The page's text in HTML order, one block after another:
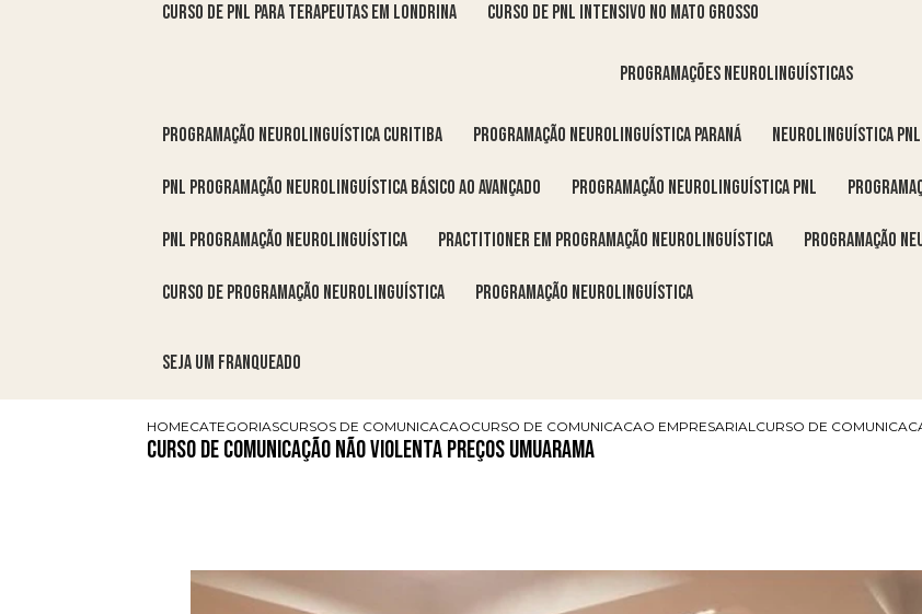
curso de pnl para terapeutas em Londrina curso de pnl intensivo no Mato Grosso
programações neurolinguísticas
programação neurolinguística Curitiba programação neurolinguística Paraná neurolinguística pnl
pnl programação neurolinguística básico ao avançado programação neurolinguística pnl
pnl programação neurolinguística practitioner em programação neurolinguística programação
curso de programação neurolinguística programação neurolinguística
Seja um franqueado
HOMECATEGORIASCURSOS DE COMUNICACAOCURSO DE COMUNICACAO EMPRESARIALCURSO DE
Curso de Comunicação Não Violenta Preços Umuarama